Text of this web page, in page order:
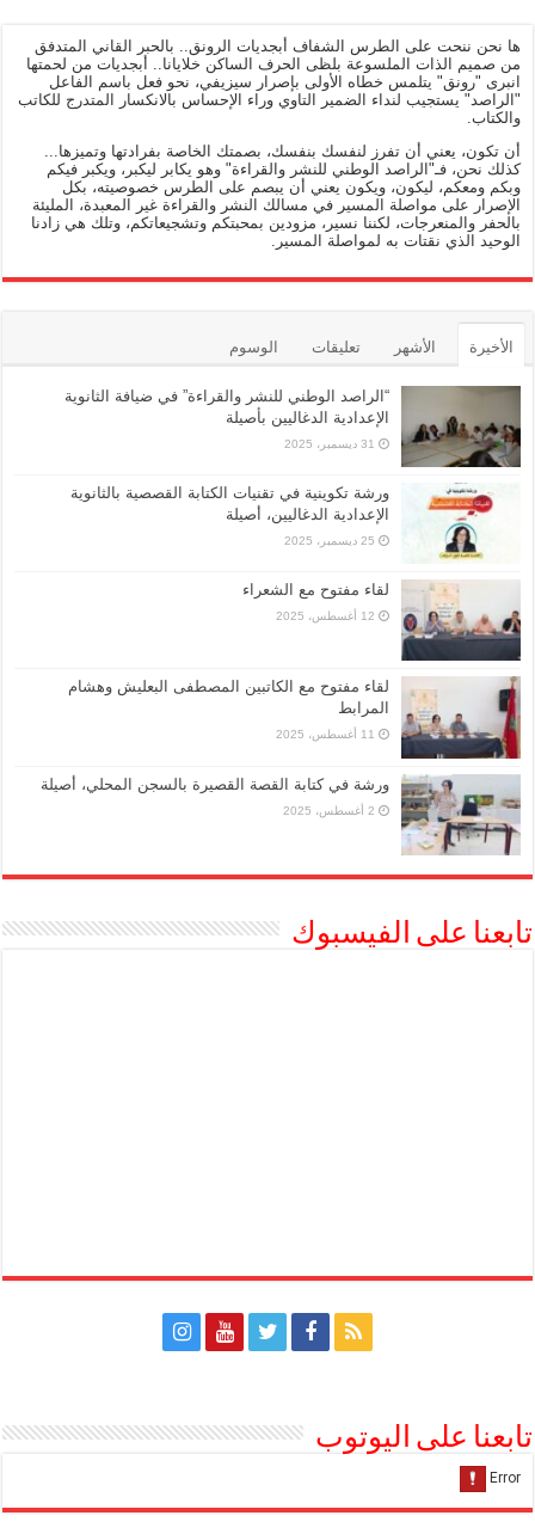
ها نحن ننحت على الطرس الشفاف أبجديات الرونق.. بالحبر القاني المتدفق
من صميم الذات الملسوعة بلظى الحرف الساكن خلايانا.. أبجديات من لحمتها
انبرى "رونق" يتلمس خطاه الأولى بإصرار سيزيفي، نحو فعل باسم الفاعل
"الراصد" يستجيب لنداء الضمير التاوي وراء الإحساس بالانكسار المتدرج للكاتب
والكتاب.
أن تكون، يعني أن تفرز لنفسك بنفسك، بصمتك الخاصة بفرادتها وتميزها...
كذلك نحن، فـ"الراصد الوطني للنشر والقراءة" وهو يكابر ليكبر، ويكبر فيكم
وبكم ومعكم، ليكون، ويكون يعني أن يبصم على الطرس خصوصيته، بكل
الإصرار على مواصلة المسير في مسالك النشر والقراءة غير المعبدة، المليئة
بالحفر والمنعرجات، لكننا نسير، مزودين بمحبتكم وتشجيعاتكم، وتلك هي زادنا
الوحيد الذي نقتات به لمواصلة المسير.
الأخيرة الأشهر تعليقات الوسوم
“الراصد الوطني للنشر والقراءة” في ضيافة الثانوية
الإعدادية الدغاليين بأصيلة
31 ديسمبر، 2025
ورشة تكوينية في تقنيات الكتابة القصصية بالثانوية
الإعدادية الدغاليين، أصيلة
25 ديسمبر، 2025
لقاء مفتوح مع الشعراء
12 أغسطس، 2025
لقاء مفتوح مع الكاتبين المصطفى البعليش وهشام
المرابط
11 أغسطس، 2025
ورشة في كتابة القصة القصيرة بالسجن المحلي، أصيلة
2 أغسطس، 2025
تابعنا على الفيسبوك
تابعنا على اليوتوب